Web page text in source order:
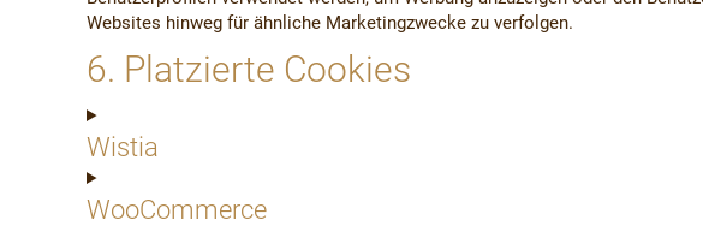
Websites hinweg für ähnliche Marketingzwecke zu verfolgen.
6. Platzierte Cookies
Wistia
WooCommerce